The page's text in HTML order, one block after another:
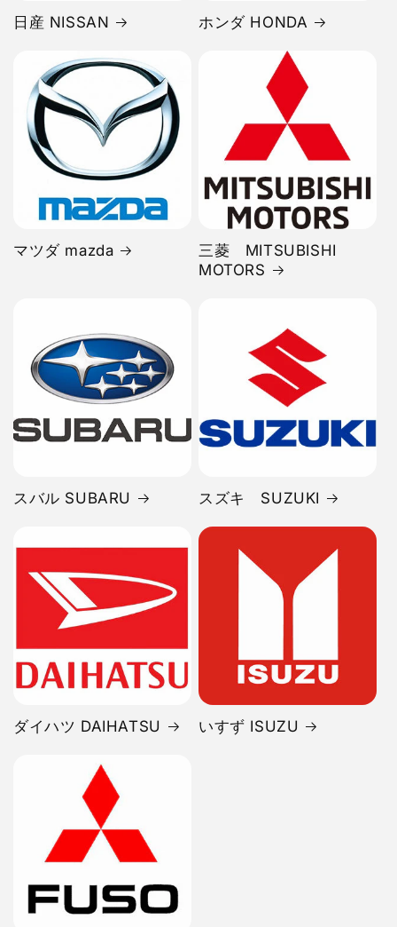
日産 NISSAN ホンダ HONDA
マツダ mazda
三菱 MITSUBISHI
MOTORS
スバル SUBARU スズキ SUZUKI
ダイハツ DAIHATSU いすず ISUZU